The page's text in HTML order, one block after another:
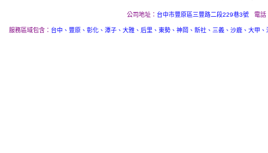
公司地址： 台中市豐原區三豐路二段229巷3號 電話
服務區域包含： 台中、豐原、彰化、潭子、大雅、后里、東勢、神岡、新社、三義、沙鹿、大甲